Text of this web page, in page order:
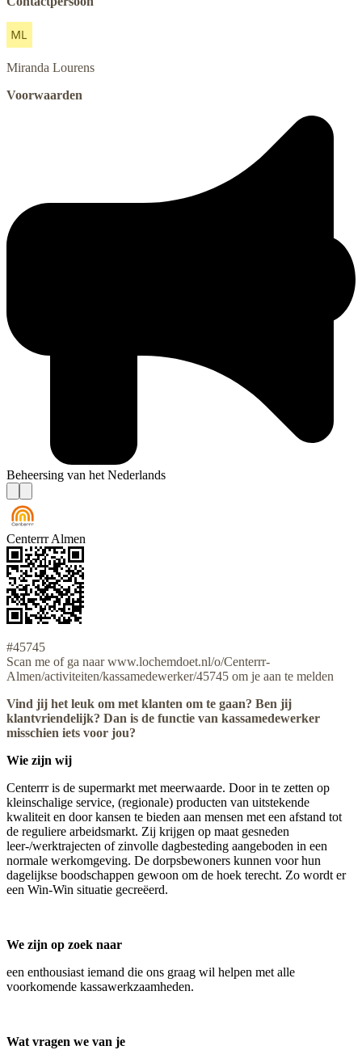
Miranda Lourens
Voorwaarden
Beheersing van het Nederlands
Centerrr Almen
#45745
Scan me of ga naar www.lochemdoet.nl/o/Centerrr-
Almen/activiteiten/kassamedewerker/45745 om je aan te melden
Vind jij het leuk om met klanten om te gaan? Ben jij
klantvriendelijk? Dan is de functie van kassamedewerker
misschien iets voor jou?
Wie zijn wij
Centerrr is de supermarkt met meerwaarde. Door in te zetten op
kleinschalige service, (regionale) producten van uitstekende
kwaliteit en door kansen te bieden aan mensen met een afstand tot
de reguliere arbeidsmarkt. Zij krijgen op maat gesneden
leer-/werktrajecten of zinvolle dagbesteding aangeboden in een
normale werkomgeving. De dorpsbewoners kunnen voor hun
dagelijkse boodschappen gewoon om de hoek terecht. Zo wordt er
een Win-Win situatie gecreëerd.
We zijn op zoek naar
een enthousiast iemand die ons graag wil helpen met alle
voorkomende kassawerkzaamheden.
Wat vragen we van je